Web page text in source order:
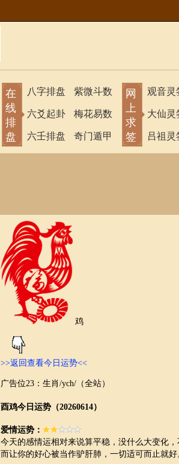
在
线
排
盘
八字排盘
六爻起卦
六壬排盘
紫微斗数
梅花易数
奇门遁甲
网
上
求
签
观音灵
大仙灵
吕祖灵
鸡
>>返回查看今日运势<<
广告位23：生肖/ych/（全站）
酉鸡今日运势（20260614）
爱情运势：
今天的感情运相对来说算平稳，没什么大变化
而让你的好心被当作驴肝肺，一切适可而止就好